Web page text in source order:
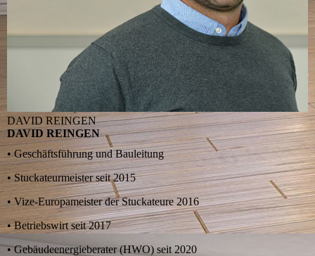
DAVID REINGEN
DAVID REINGEN
• Geschäftsführung und Bauleitung
• Stuckateurmeister seit 2015
• Vize-Europameister der Stuckateure 2016
• Betriebswirt seit 2017
• Gebäudeenergieberater (HWO) seit 2020